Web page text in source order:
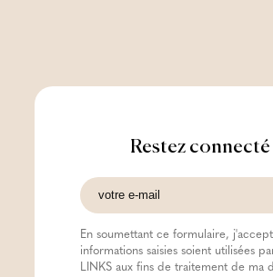
Restez connecté
En soumettant ce formulaire,
informations saisies soient utilisées
LINKS aux fins de traitement de ma